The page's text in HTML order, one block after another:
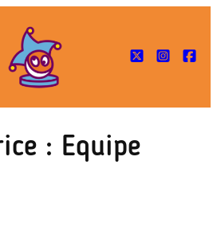
: Equipe